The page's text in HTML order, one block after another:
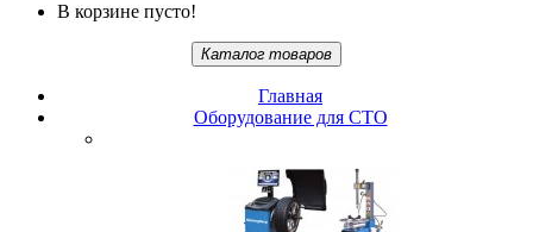
В корзине пусто!
Каталог товаров
Главная
Oбopудoвaниe для CTO